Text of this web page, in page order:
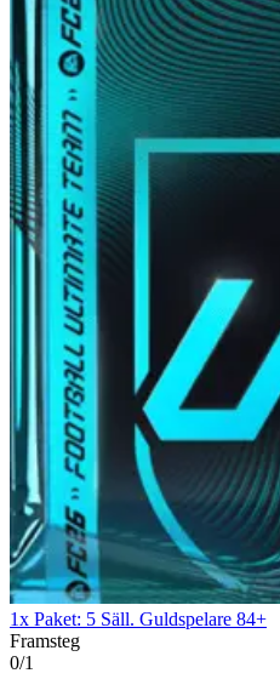
1x Paket: 5 Säll. Guldspelare 84+
Framsteg
0/1